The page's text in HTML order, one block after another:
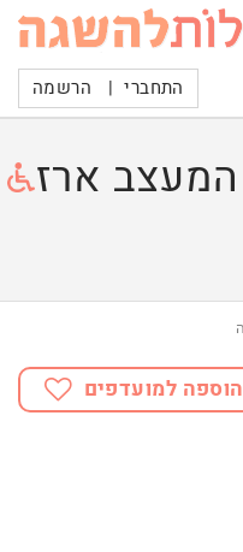
התחברי | הרשמה
ארז
הוספה למועדפים